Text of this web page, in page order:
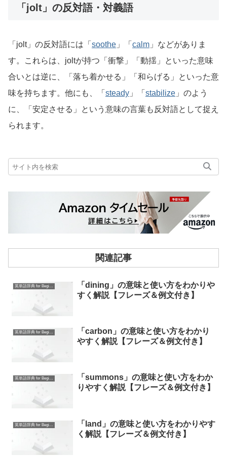
「jolt」の反対語・対義語
「jolt」の反対語には「 soothe 」「 calm 」などがありま
す。これらは、joltが持つ「衝撃」「動揺」といった意味
合いとは逆に、「落ち着かせる」「和らげる」といった意
味を持ちます。他にも、「 steady 」「 stabilize 」のよう
に、「安定させる」という意味の言葉も反対語として捉え
られます。
関連記事
英単語辞典 for Beginners
「dining」の意味と使い方をわかりや
すく解説【フレーズ＆例文付き】
英単語辞典 for Beginners
「carbon」の意味と使い方をわかり
やすく解説【フレーズ＆例文付き】
英単語辞典 for Beginners
「summons」の意味と使い方をわか
りやすく解説【フレーズ＆例文付き】
英単語辞典 for Beginners
「land」の意味と使い方をわかりやす
く解説【フレーズ＆例文付き】